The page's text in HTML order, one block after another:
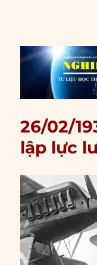
26/02/
lập lực